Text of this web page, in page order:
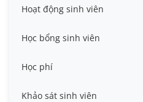
Miễn giảm học phí
Nhà ở
Hoạt động sinh viên
Học bổng sinh viên
HB khuyến khích học tập
HB Lê Văn Kiểm và gia đình
Học phí
Khảo sát sinh viên